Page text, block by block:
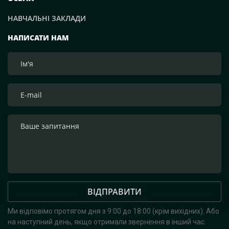
приєднатися до цієї Святої доброї справи!», — зазначим
нами! Слава Україні!
НАПИСАТИ НАМ
ВІДПРАВИТИ
Ми відповімо протягом дня з 9:00 до 18:00 (крім вихідних). Або
на наступний день, якщо отримали звернення в інший час.
НАВЧАЛЬНІ ЗАКЛАДИ